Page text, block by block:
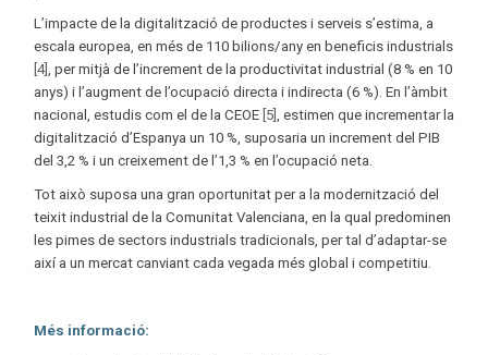
L’impacte de la digitalització de productes i serveis s’estima, a
escala europea, en més de 110 bilions/any en beneficis industrials
[4], per mitjà de l’increment de la productivitat industrial (8 % en 10
anys) i l’augment de l’ocupació directa i indirecta (6 %). En l’àmbit
nacional, estudis com el de la CEOE [5] , estimen que incrementar la
digitalització d’Espanya un 10 %, suposaria un increment del PIB
del 3,2 % i un creixement de l’1,3 % en l’ocupació neta.
Tot això suposa una gran oportunitat per a la modernització del
teixit industrial de la Comunitat Valenciana, en la qual predominen
les pimes de sectors industrials tradicionals, per tal d’adaptar-se
així a un mercat canviant cada vegada més global i competitiu.
Més informació: